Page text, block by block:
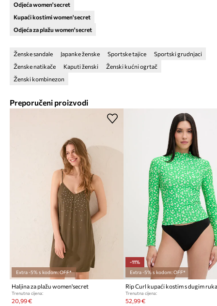
Odjeća women'secret
Kupaći kostimi women'secret
Odjeća za plažu women'secret
Ženske sandale Japanke ženske Sportske tajice
Sportski grudnjaci
Ženske natikače
Kaputi ženski
Ženski kućni ogrtač
Ženski kombinezon
Preporučeni proizvodi
Extra -5% s kodom: OFF*
Haljina za plažu women'secret
Trenutna cijena:
20,99 €
-11%
Extra -5% s kodom: OFF*
Trenutna cijena:
52,99 €